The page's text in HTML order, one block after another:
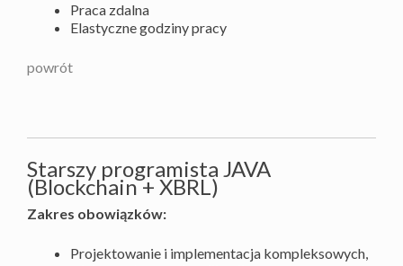
Praca zdalna
Elastyczne godziny pracy
powrót
Starszy programista JAVA
(Blockchain + XBRL)
Zakres obowiązków:
Projektowanie i implementacja kompleksowych,